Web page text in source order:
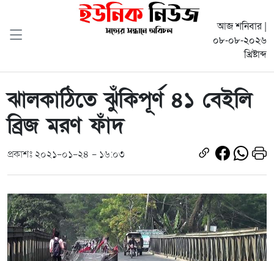
আজ শনিবার |
০৮-০৮-২০২৬
খ্রিষ্টাব্দ
ঝালকাঠিতে ঝুঁকিপূর্ণ ৪১ বেইলি
ব্রিজ মরণ ফাঁদ
প্রকাশঃ ২০২১-০১-২৪ - ১৬:০৩